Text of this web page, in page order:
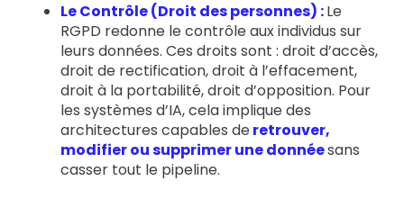
Le Contrôle (Droit des personnes) :Le
RGPD redonne le contrôle aux individus sur
leurs données. Ces droits sont : droit d’accès,
droit de rectification, droit à l’effacement,
droit à la portabilité, droit d’opposition. Pour
les systèmes d’IA, cela implique des
architectures capables deretrouver,
modifier ou supprimer une donnéesans
casser tout le pipeline.